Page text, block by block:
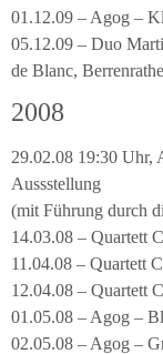
01.12.09 – Agog –
05.12.09 – Duo
de Blanc,
2008
29.02.08 19:30
Aussstellung
(mit Führung durch
14.03.08 – Quartett
11.04.08 – Quartett
12.04.08 – Quartett
01.05.08 – Agog –
02.05.08 – Agog –